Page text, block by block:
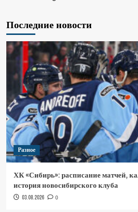
Последние новости
Разное
ХК «Сибирь»: расписание матчей,
история новосибирского клуба
03.08.2026 0